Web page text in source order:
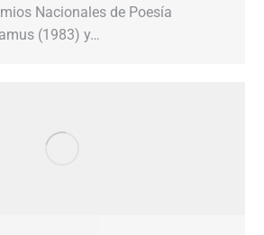
Nacionales de Poesía
(1983) y…